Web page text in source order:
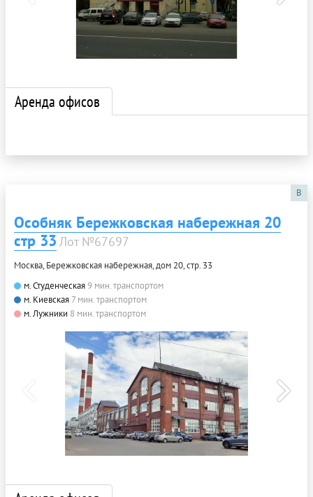
Аренда офисов
B
Особняк Бережковская набережная 20
стр 33 Лот №67697
Москва, Бережковская набережная, дом 20, стр. 33
м. Студенческая9 мин. транспортом
м. Киевская 7 мин. транспортом
м. Лужники 8 мин. транспортом